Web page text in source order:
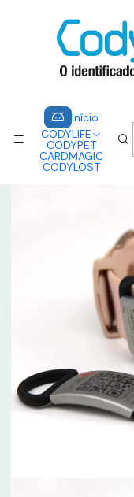
Início
CODYLIFE
CODYPET
CARDMAGIC
CODYLOST
A CODYLIFE PERMITE
INSTANTANEAMENTE